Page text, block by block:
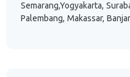
Semarang,Yogyakarta,
Palembang, Makassar,